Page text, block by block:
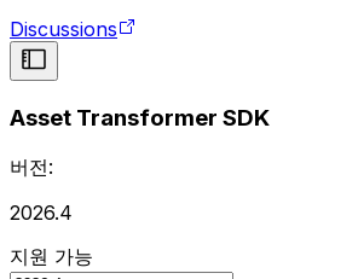
Discussions
Asset Transformer SDK
버전:
2026.4
지원 가능